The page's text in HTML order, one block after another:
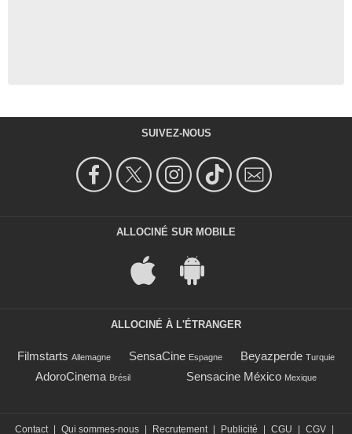
SUIVEZ-NOUS
ALLOCINÉ SUR MOBILE
ALLOCINÉ À L'ÉTRANGER
Filmstarts Allemagne SensaCine Espagne Beyazperde Turquie
AdoroCinema Brésil Sensacine México Mexique
Contact Qui sommes-nous Recrutement Publicité CGU CGV